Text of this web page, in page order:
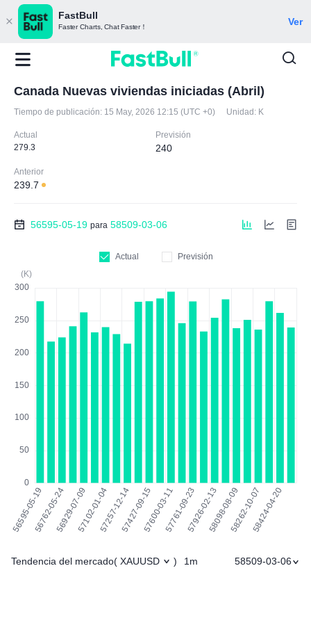
FastBull
Faster Charts, Chat Faster！ Ver
Canada Nuevas viviendas iniciadas (Abril)
Tiempo de publicación: 15 May, 2026 12:15 (UTC +0) Unidad: K
Actual
279.3
Previsión
240
Anterior
239.7
56595-05-19 para 58509-03-06
Actual
Previsión
(K)
Tendencia del mercado( XAUUSD ) 1m 58509-03-06